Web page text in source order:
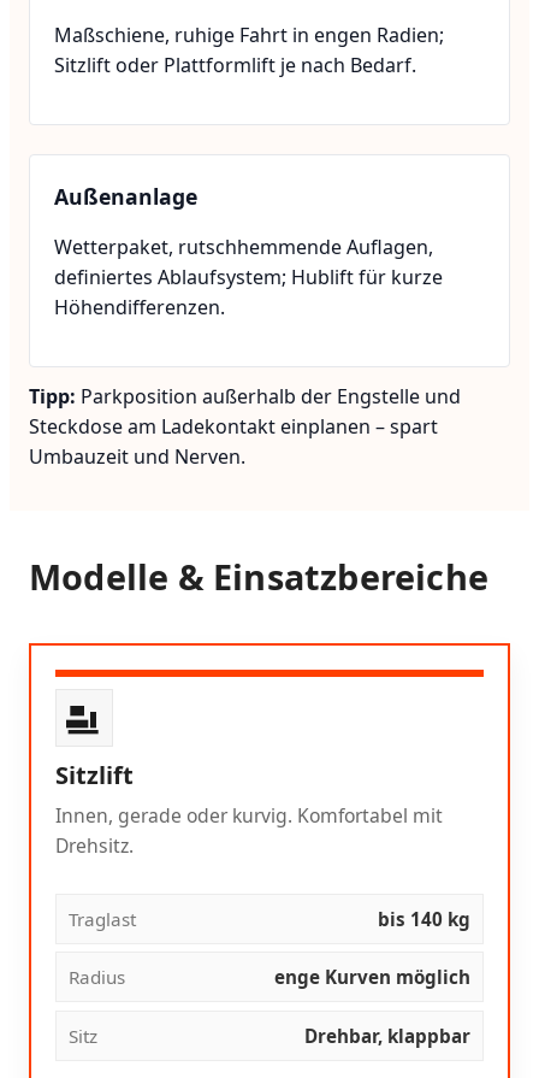
Maßschiene, ruhige Fahrt in engen Radien;
Sitzlift oder Plattformlift je nach Bedarf.
Außenanlage
Wetterpaket, rutschhemmende Auflagen,
definiertes Ablaufsystem; Hublift für kurze
Höhendifferenzen.
Tipp: Parkposition außerhalb der Engstelle und
Steckdose am Ladekontakt einplanen – spart
Umbauzeit und Nerven.
Modelle & Einsatzbereiche
Sitzlift
Innen, gerade oder kurvig. Komfortabel mit
Drehsitz.
Traglast bis 140 kg
Radius enge Kurven möglich
Sitz Drehbar, klappbar